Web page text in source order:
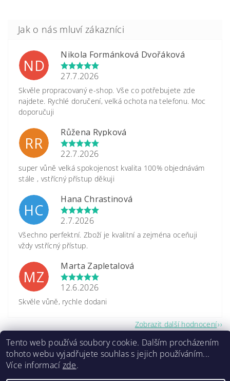
ND
Nikola Formánková Dvořáková
27.7.2026
Skvěle propracovaný e-shop. Vše co potřebujete zde
najdete. Rychlé doručení, velká ochota na telefonu. Moc
doporučuji
RR
Růžena Rypková
22.7.2026
super vůně velká spokojenost kvalita 100% objednávám
stále , vstřícný přístup děkuji
HC
Hana Chrastinová
2.7.2026
Všechno perfektní. Zboží je kvalitní a zejména oceňuji
vždy vstřícný přístup.
MZ
Marta Zapletalová
12.6.2026
Skvěle vůně, rychle dodani
Zobrazit další hodnocení
Tento web používá soubory cookie. Dalším procházením
tohoto webu vyjadřujete souhlas s jejich používáním...
Více informací zde.